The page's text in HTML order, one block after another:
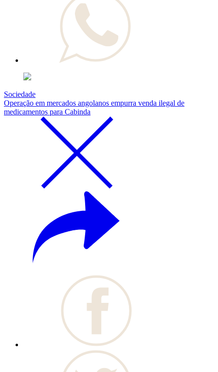
Sociedade
Operação em mercados angolanos empurra venda ilegal de
medicamentos para Cabinda